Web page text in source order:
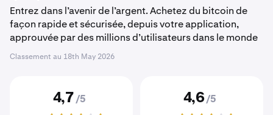
Entrez dans l’avenir de l’argent. Achetez du bitcoin de
façon rapide et sécurisée, depuis votre application,
approuvée par des millions d’utilisateurs dans le monde
Classement au 18th May 2026
4,7 /5 4,6 /5